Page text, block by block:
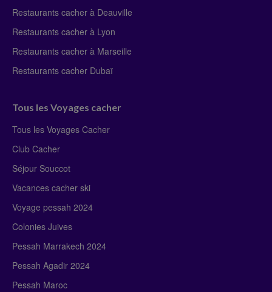
Restaurants cacher à Deauville
Restaurants cacher à Lyon
Restaurants cacher à Marseille
Restaurants cacher Dubaï
Tous les Voyages cacher
Tous les Voyages Cacher
Club Cacher
Séjour Souccot
Vacances cacher ski
Voyage pessah 2024
Colonies Juives
Pessah Marrakech 2024
Pessah Agadir 2024
Pessah Maroc